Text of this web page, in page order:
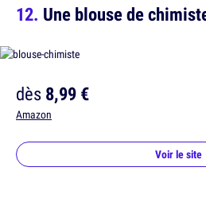
Une blouse de
dès8,99 €
Amazon
Voir le site